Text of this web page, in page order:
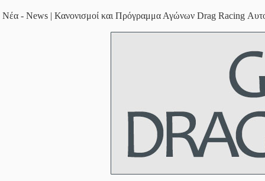
Νέα - News | Κανονισμοί και Πρόγραμμα Αγώνων Drag Racing